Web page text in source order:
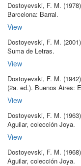
Dostoyevski, F. M. (1978)
Barcelona: Barral.
View
Dostoyevski, F. M. (2001)
Suma de Letras.
View
Dostoyevski, F. M. (1942)
(2a. ed.). Buenos Aires:
View
Dostoyevski, F. M. (1963)
Aguilar, colección Joya.
View
Dostoyevski, F. M. (1968)
Aguilar, colección Joya.